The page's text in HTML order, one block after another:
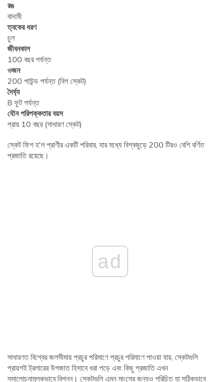
রঙ
বাদামী
ত্বকের ধরণ
চুল
জীবনকাল
100 বছর পর্যন্ত
ওজন
200 পাউন্ড পর্যন্ত (বিগ স্কেট)
দৈর্ঘ্য
8 ফুট পর্যন্ত
যৌন পরিপক্কতার বয়স
প্রায় 10 বছর (সাধারণ স্কেট)
স্কেট ফিশ হ'ল প্রাণীর একটি পরিবার, যার মধ্যে বিশ্বজুড়ে 200 টিরও বেশি বর্ণিত
প্রজাতি রয়েছে।
ad
সাধারণত বিশ্বের জলসীমায় প্রচুর পরিমাণে প্রচুর পরিমাণে পাওয়া যায়, স্কেটগুলি
প্রায়শই ট্রলারের উপজাত হিসাবে ধরা পড়ে এবং কিছু প্রজাতি এখন
সমালোচনামূলকভাবে বিপন্ন। স্কেটগুলি এমন মাংসের জন্যও পরিচিত যা সঠিকভাবে